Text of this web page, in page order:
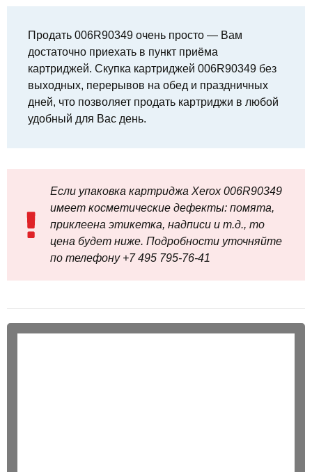
Продать 006R90349 очень просто — Вам
достаточно приехать в пункт приёма
картриджей. Скупка картриджей 006R90349 без
выходных, перерывов на обед и праздничных
дней, что позволяет продать картриджи в любой
удобный для Вас день.
Если упаковка картриджа Xerox 006R90349
имеет косметические дефекты: помята,
приклеена этикетка, надписи и т.д., то
цена будет ниже. Подробности уточняйте
по телефону +7 495 795‑76-41